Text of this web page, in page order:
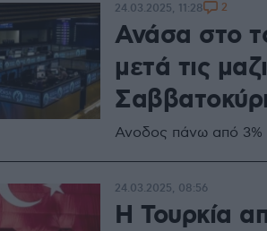
Ανάσα στο
μετά τις
Ανοδος πάνω από 3%
24.03.2025, 11:28 2
Η Τουρκία
24.03.2025, 08:56